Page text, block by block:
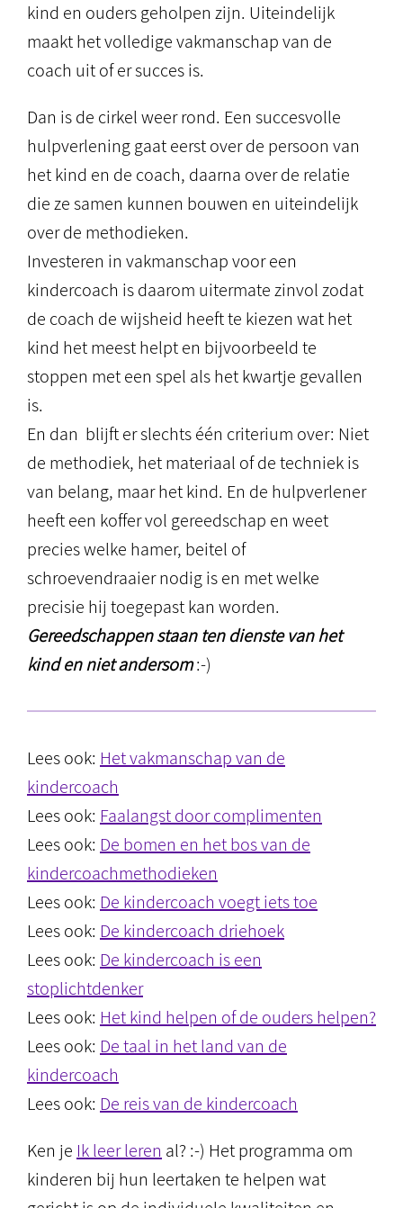
kind en ouders geholpen zijn. Uiteindelijk
maakt het volledige vakmanschap van de
coach uit of er succes is.
Dan is de cirkel weer rond. Een succesvolle
hulpverlening gaat eerst over de persoon van
het kind en de coach, daarna over de relatie
die ze samen kunnen bouwen en uiteindelijk
over de methodieken.
Investeren in vakmanschap voor een
kindercoach is daarom uitermate zinvol zodat
de coach de wijsheid heeft te kiezen wat het
kind het meest helpt en bijvoorbeeld te
stoppen met een spel als het kwartje gevallen
is.
En dan blijft er slechts één criterium over: Niet
de methodiek, het materiaal of de techniek is
van belang, maar het kind. En de hulpverlener
heeft een koffer vol gereedschap en weet
precies welke hamer, beitel of
schroevendraaier nodig is en met welke
precisie hij toegepast kan worden.
Gereedschappen staan ten dienste van het
kind en niet andersom:-)
Lees ook: Het vakmanschap van de
kindercoach
Lees ook: Faalangst door complimenten
Lees ook: De bomen en het bos van de
kindercoachmethodieken
Lees ook: De kindercoach voegt iets toe
Lees ook: De kindercoach driehoek
Lees ook: De kindercoach is een
stoplichtdenker
Lees ook: Het kind helpen of de ouders helpen?
Lees ook: De taal in het land van de
kindercoach
Lees ook: De reis van de kindercoach
Ken je Ik leer leren al? :-) Het programma om
kinderen bij hun leertaken te helpen wat